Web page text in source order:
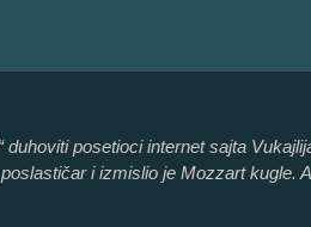
duhoviti posetioci internet sajta
i izmislio je Mozzart kugle.